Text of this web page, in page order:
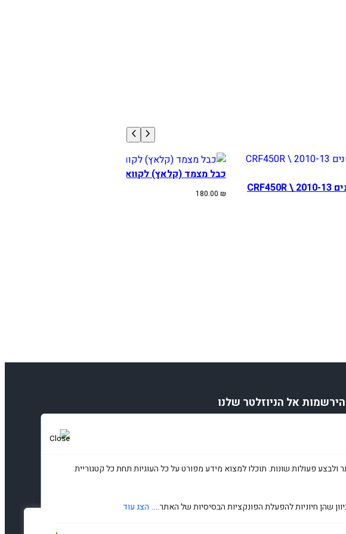
ולבצע פעולות שונות. תוכלו למצוא מידע מפורט על כל העוגיות תחת כל קטגוריית
שהן חיוניות להפעלת הפונקציות הבסיסיות של האתר.... הצג עוד
כבל מצמד (קלאץ) הונדה CRF250R שנים 2010-13 \ CRF450R
כבל מצמד (קלאץ) לקוואסקי KX450F שנים 2009-2015
180.00 ₪
הירשמות אל הניוזלטר שלנו